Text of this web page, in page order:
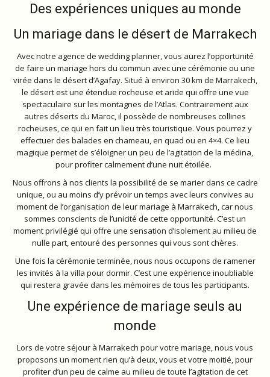
Des expériences uniques au monde
Un mariage dans le désert de Marrakech
Avec notre agence de wedding planner, vous aurez l’opportunité
de faire un mariage hors du commun avec une cérémonie ou une
virée dans le désert d’Agafay. Situé à environ 30 km de Marrakech,
le désert est une étendue rocheuse et aride qui offre une vue
spectaculaire sur les montagnes de l’Atlas. Contrairement aux
autres déserts du Maroc, il possède de nombreuses collines
rocheuses, ce qui en fait un lieu très touristique. Vous pourrez y
effectuer des balades en chameau, en quad ou en 4×4. Ce lieu
magique permet de s’éloigner un peu de l’agitation de la médina,
pour profiter calmement d’une nuit étoilée.
Nous offrons à nos clients la possibilité de se marier dans ce cadre
unique, ou au moins d’y prévoir un temps avec leurs convives au
moment de l’organisation de leur mariage à Marrakech, car nous
sommes conscients de l’unicité de cette opportunité. C’est un
moment privilégié qui offre une sensation d’isolement au milieu de
nulle part, entouré des personnes qui vous sont chères.
Une fois la cérémonie terminée, nous nous occupons de ramener
les invités à la villa pour dormir. C’est une expérience inoubliable
qui restera gravée dans les mémoires de tous les participants.
Une expérience de mariage seuls au
monde
Lors de votre séjour à Marrakech pour votre mariage, nous vous
proposons un moment rien qu’à deux, vous et votre moitié, pour
profiter d’un peu de calme au milieu de toute l’agitation de cet